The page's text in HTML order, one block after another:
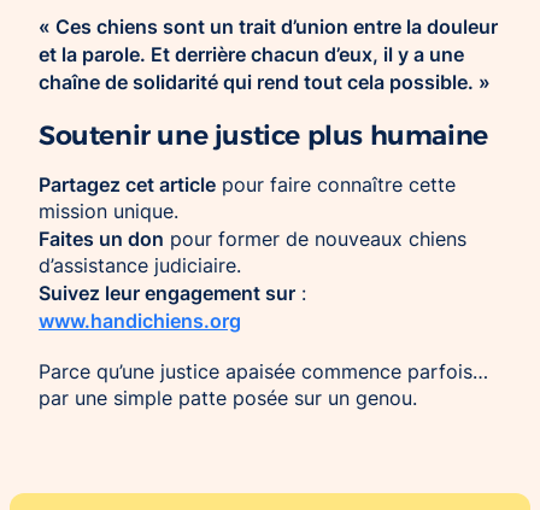
« Ces chiens sont un trait d’union entre la douleur
et la parole. Et derrière chacun d’eux, il y a une
chaîne de solidarité qui rend tout cela possible. »
Soutenir une justice plus humaine
Partagez cet article pour faire connaître cette
mission unique.
Faites un don pour former de nouveaux chiens
d’assistance judiciaire.
Suivez leur engagement sur :
www.handichiens.org
Parce qu’une justice apaisée commence parfois…
par une simple patte posée sur un genou.